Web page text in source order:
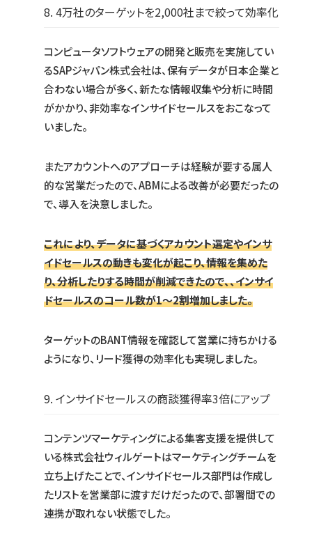
8. 4万社のターゲットを2,000社まで絞って効率化
コンピュータソフトウェアの開発と販売を実施してい
るSAPジャパン株式会社は、保有データが日本企業と
合わない場合が多く、新たな情報収集や分析に時間
がかかり、非効率なインサイドセールスをおこなって
いました。
またアカウントへのアプローチは経験が要する属人
的な営業だったので、ABMによる改善が必要だったの
で、導入を決意しました。
これにより、データに基づくアカウント選定やインサ
イドセールスの動きも変化が起こり、情報を集めた
り、分析したりする時間が削減できたので、、インサイ
ドセールスのコール数が1〜2割増加しました。
ターゲットのBANT情報を確認して営業に持ちかける
ようになり、リード獲得の効率化も実現しました。
9. インサイドセールスの商談獲得率3倍にアップ
コンテンツマーケティングによる集客支援を提供して
いる株式会社ウィルゲートはマーケティングチームを
立ち上げたことで、インサイドセールス部門は作成し
たリストを営業部に渡すだけだったので、部署間での
連携が取れない状態でした。